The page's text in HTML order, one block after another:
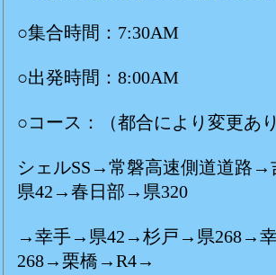
○集合時間：7:30AM
○出発時間：8:00AM
○コース：（都合により変更あ
シェルSS→常磐高速側道道
県42→春日部→県320
→幸手→県42→杉戸→県268→
268→栗橋→R4→